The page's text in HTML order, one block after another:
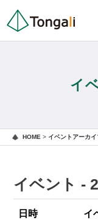
イ
HOME > イベントアーカイ
イベント -
日時 イ